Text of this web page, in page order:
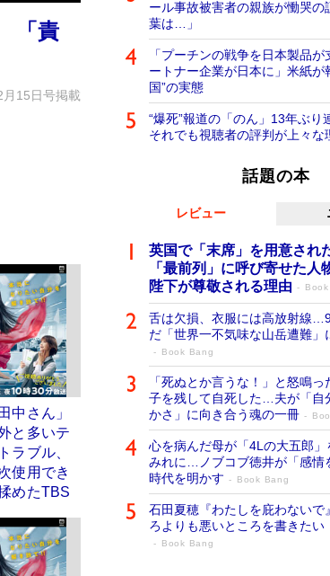
「責
15日号掲載
中さん」
と多いテ
ラブル、
使用でき
めたTBS
ール事故被害者の親族が慟哭
葉は…」
「プーチンの戦争を日本製品
ートナー企業が日本に」米紙が
国”の実態
“爆死”報道の「のん」13年ぶ
それでも視聴者の評判が上々な
話題の本
レビュー
英国で「末席」を用意され
「最前列」に呼び寄せた
陛下が尊敬される理由
舌は欠損、衣服には高放射線
だ「世界一不気味な山岳遭難」
Book Bang
「死ぬとか言うな！」と怒鳴
子を残して自死した…夫が「自
かさ」に向き合う魂の一冊
心を病んだ母が「4Lの大五郎」
みれに…ノブコブ徳井が「感情
時代を明かす
Book Bang
石田夏穂『わたしを庇わないで
ろよりも悪いところを書きたい
Book Bang